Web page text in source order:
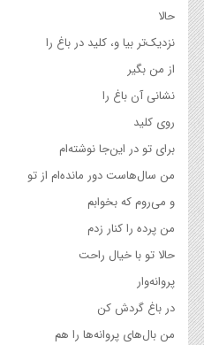
حالا
نزدیک‌تر بیا و، کلید در باغ را
از من بگیر
نشانی آن باغ را
روی کلید
برای تو در این‌جا نوشته‌ام
من سال‌هاست دور مانده‌‌ام از تو
و می‌روم که بخوابم
من پرده را کنار زدم
حالا تو با خیال راحت
پروانه‌وار
در باغ گردش کن
من بال‌های پروانه‌ها را هم